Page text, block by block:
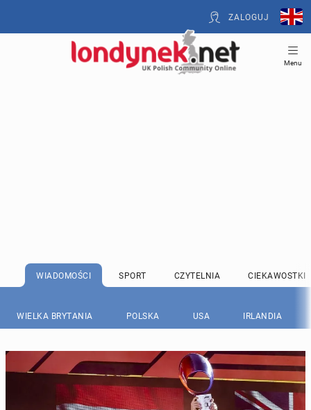
ZALOGUJ
Menu
WIADOMOŚCI SPORT CZYTELNIA CIEKAWOSTKI
WIELKA BRYTANIA POLSKA USA IRLANDIA